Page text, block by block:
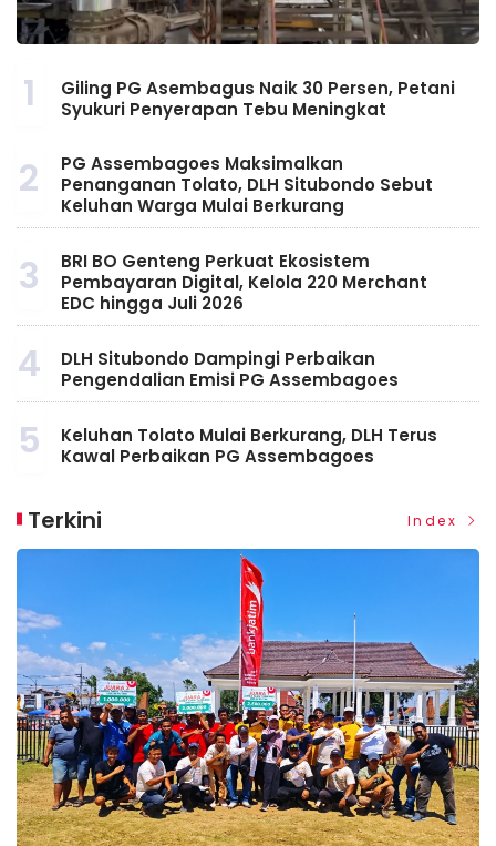
1
Giling PG Asembagus Naik 30 Persen, Petani
Syukuri Penyerapan Tebu Meningkat
2
PG Assembagoes Maksimalkan
Penanganan Tolato, DLH Situbondo Sebut
Keluhan Warga Mulai Berkurang
3
BRI BO Genteng Perkuat Ekosistem
Pembayaran Digital, Kelola 220 Merchant
EDC hingga Juli 2026
4
DLH Situbondo Dampingi Perbaikan
Pengendalian Emisi PG Assembagoes
5
Keluhan Tolato Mulai Berkurang, DLH Terus
Kawal Perbaikan PG Assembagoes
Terkini Index